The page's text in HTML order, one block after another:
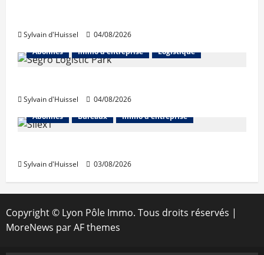
Sylvain d'Huissel
04/08/2026
Abonnés
Immo d'entreprise Logistique
Sylvain d'Huissel
04/08/2026
Abonnés
Bureaux Immo d'entreprise
Sylvain d'Huissel 03/08/2026
Copyright © Lyon Pôle Immo. Tous droits réservés |
MoreNews par AF themes